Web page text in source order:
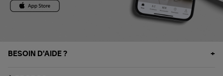
BESOIN D'AIDE ?